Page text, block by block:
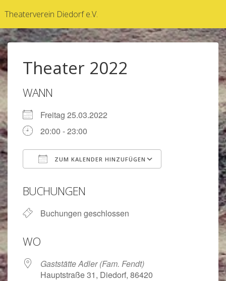
Zum
Inhalt
Theaterverein Diedorf e.V.
Theater 2022
WANN
Freitag 25.03.2022
20:00 - 23:00
ZUM KALENDER HINZUFÜGEN
Google
BUCHUNGEN
Buchungen geschlossen
WO
Gaststätte Adler (Fam. Fendt)
Hauptstraße 31, Diedorf, 86420